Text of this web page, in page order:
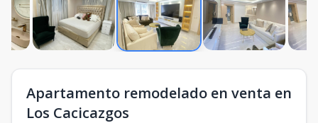
Apartamento remodelado en venta en
Los Cacicazgos